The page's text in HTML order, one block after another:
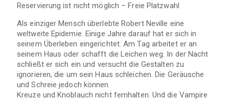
Reservierung ist nicht möglich – Freie Platzwahl
Als einziger Mensch überlebte Robert Neville eine
weltweite Epidemie. Einige Jahre darauf hat er sich in
seinem Überleben eingerichtet: Am Tag arbeitet er an
seinem Haus oder schafft die Leichen weg. In der Nacht
schließt er sich ein und versucht die Gestalten zu
ignorieren, die um sein Haus schleichen. Die Geräusche
und Schreie jedoch können
Kreuze und Knoblauch nicht fernhalten. Und die Vampire